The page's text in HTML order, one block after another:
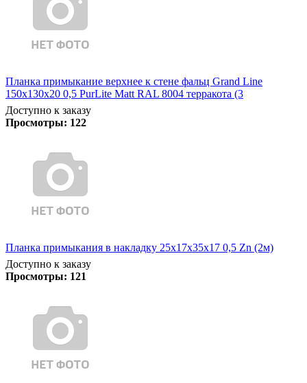
Планка примыкание верхнее к стене фальц Grand Line
150х130х20 0,5 PurLite Matt RAL 8004 терракота (3
Доступно к заказу
Просмотры: 122
Планка примыкания в накладку 25х17х35х17 0,5 Zn (2м)
Доступно к заказу
Просмотры: 121